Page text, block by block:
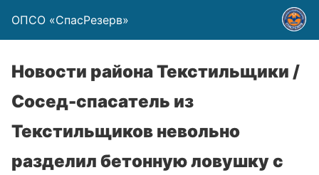
ОПСО «СпасРезерв»
Новости района Текстильщики /
Сосед-спасатель из
Текстильщиков невольно
разделил бетонную ловушку с